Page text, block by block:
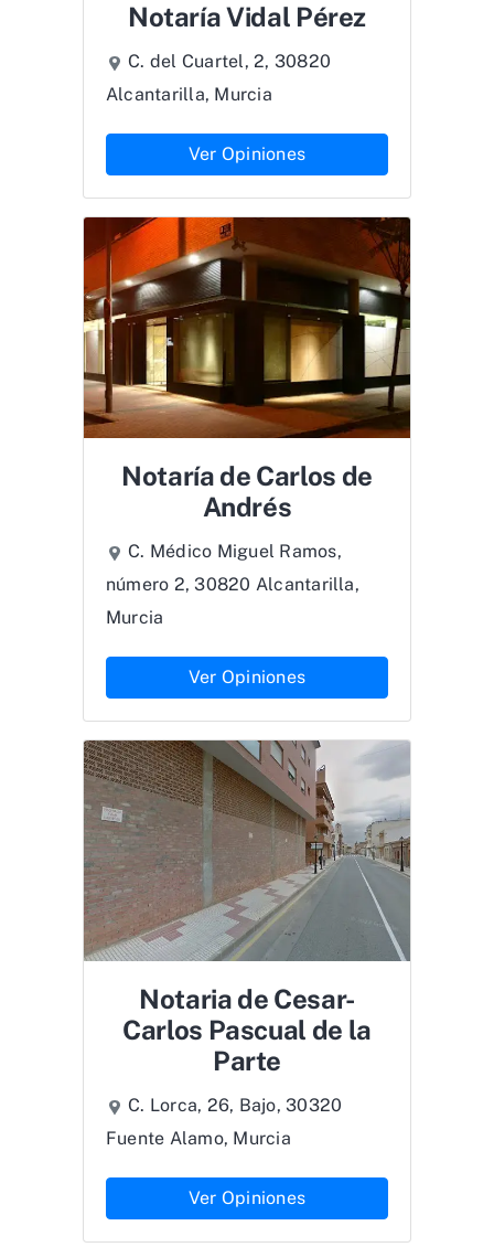
Notaría Vidal Pérez
C. del Cuartel, 2, 30820
Alcantarilla, Murcia
Ver Opiniones
Notaría de Carlos de
Andrés
C. Médico Miguel Ramos,
número 2, 30820 Alcantarilla,
Murcia
Ver Opiniones
Notaria de Cesar-
Carlos Pascual de la
Parte
C. Lorca, 26, Bajo, 30320
Fuente Alamo, Murcia
Ver Opiniones